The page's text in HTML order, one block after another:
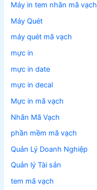
Máy in tem nhãn mã vạch
Máy Quét
máy quét mã vạch
mực in
mực in date
mực in decal
Mực in mã vạch
Nhãn Mã Vạch
phần mềm mã vạch
Quản Lý Doanh Nghiệp
Quản lý Tài sản
tem mã vạch